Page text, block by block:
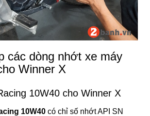
các dòng nhớt xe máy
Winner X
10W40 cho Winner X
10W40 có chỉ số nhớt API SN